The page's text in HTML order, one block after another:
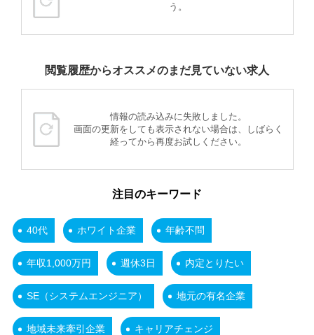
う。
閲覧履歴からオススメのまだ見ていない求人
情報の読み込みに失敗しました。
画面の更新をしても表示されない場合は、しばらく
経ってから再度お試しください。
注目のキーワード
40代 ホワイト企業 年齢不問
年収1,000万円 週休3日 内定とりたい
SE（システムエンジニア） 地元の有名企業
地域未来牽引企業 キャリアチェンジ